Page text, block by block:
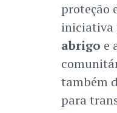
proteção
iniciativa
abrigo e
também
para